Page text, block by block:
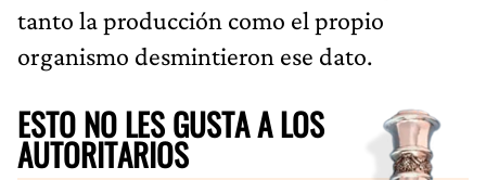
tanto la producción como el propio
organismo desmintieron ese dato.
ESTO NO LES GUSTA A LOS
AUTORITARIOS